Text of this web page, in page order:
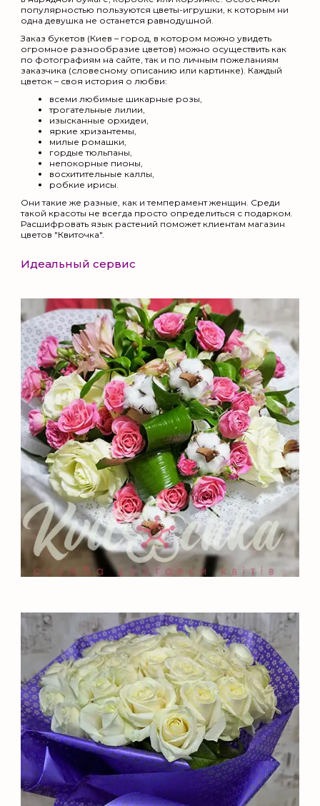
популярностью пользуются цветы-игрушки, к которым ни
одна девушка не останется равнодушной.
Заказ букетов (Киев – город, в котором можно увидеть
огромное разнообразие цветов) можно осуществить как
по фотографиям на сайте, так и по личным пожеланиям
заказчика (словесному описанию или картинке). Каждый
цветок – своя история о любви:
всеми любимые шикарные розы,
трогательные лилии,
изысканные орхидеи,
яркие хризантемы,
милые ромашки,
гордые тюльпаны,
непокорные пионы,
восхитительные каллы,
робкие ирисы.
Они такие же разные, как и темперамент женщин. Среди
такой красоты не всегда просто определиться с подарком.
Расшифровать язык растений поможет клиентам магазин
цветов "Квиточка".
Идеальный сервис